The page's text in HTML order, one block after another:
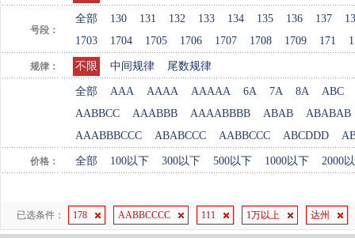
号段：
全部 130 131 132 133 134 135 136 137
1703
1704 1705 1706 1707 1708 1709 171
规律： 不限 中间规律 尾数规律
全部 AAA AAAA AAAAA 6A 7A 8A
ABC
AABBCC
AAABBB AAAABBBB ABAB
ABABAB
AAABBBCCC
ABABCCC AABBCCC ABCDDD
价格： 全部 100以下 300以下 500以下 1000以下 2000
已选条件： 178 AABBCCCC 111 1万以上 达州